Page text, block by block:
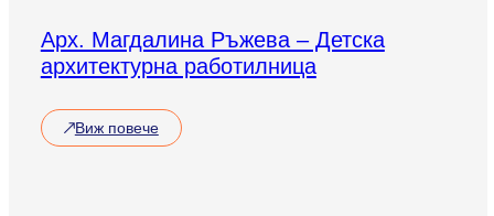
Арх. Магдалина Ръжева – Детска
архитектурна работилница
Виж повече